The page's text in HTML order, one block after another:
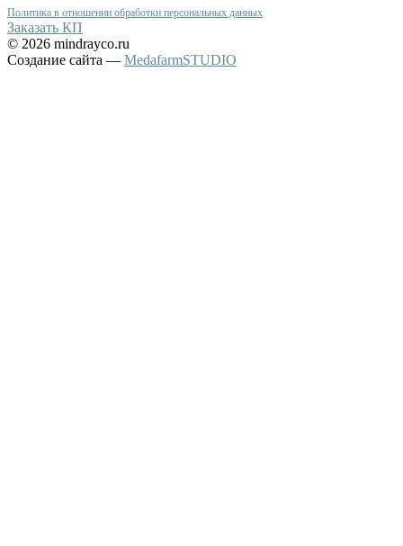
Политика в отношении обработки персональных данных
Заказать КП
© 2026 mindrayco.ru
Создание сайта — MedafarmSTUDIO